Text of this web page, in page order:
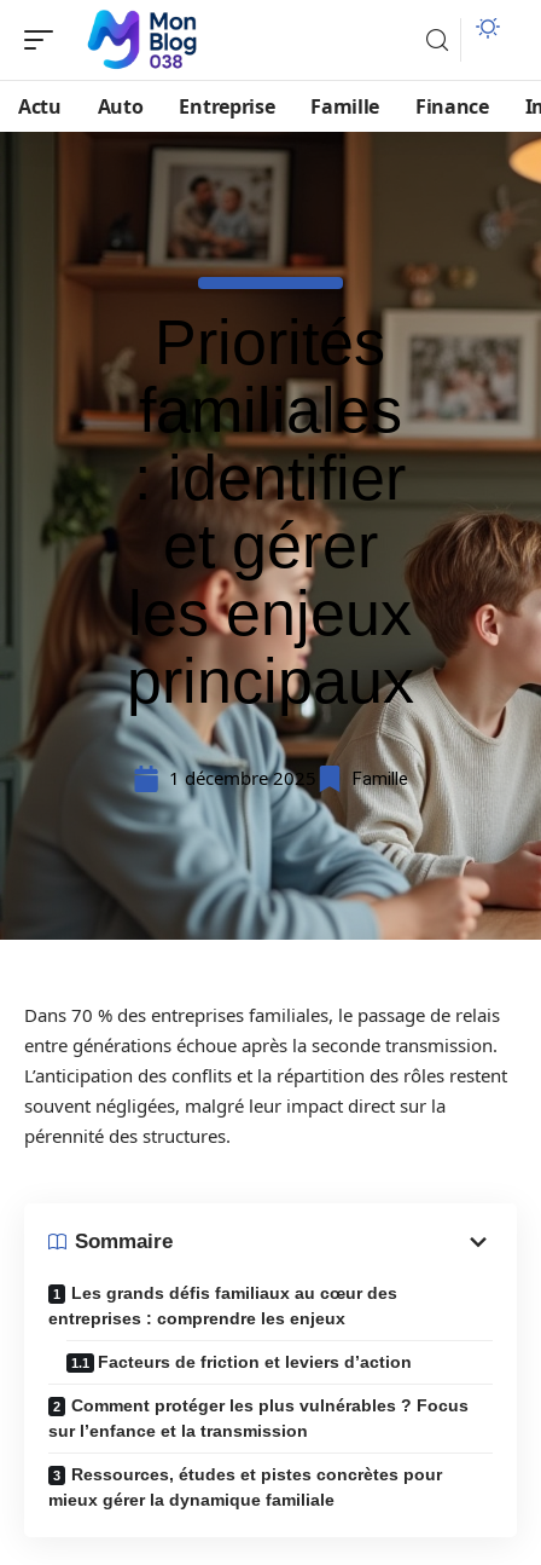
Actu Auto Entreprise Famille Finance
Priorités
familiales
: identifier
et gérer
les enjeux
principaux
1 décembre 2025 Famille
Dans 70 % des entreprises familiales, le passage de relais
entre générations échoue après la seconde transmission.
L’anticipation des conflits et la répartition des rôles restent
souvent négligées, malgré leur impact direct sur la
pérennité des structures.
Sommaire
Les grands défis familiaux au cœur des
entreprises : comprendre les enjeux
Facteurs de friction et leviers d’action
Comment protéger les plus vulnérables ? Focus
sur l’enfance et la transmission
Ressources, études et pistes concrètes pour
mieux gérer la dynamique familiale